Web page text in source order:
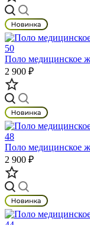
Поло медицинское
2 900 ₽
Поло медицинское
2 900 ₽